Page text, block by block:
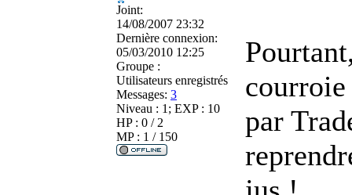
Joint:
14/08/2007 23:32
Dernière connexion:
05/03/2010 12:25
Groupe :
Utilisateurs enregistrés
Messages: 3
Niveau : 1; EXP : 10
HP : 0 / 2
MP : 1 / 150
courroie
par